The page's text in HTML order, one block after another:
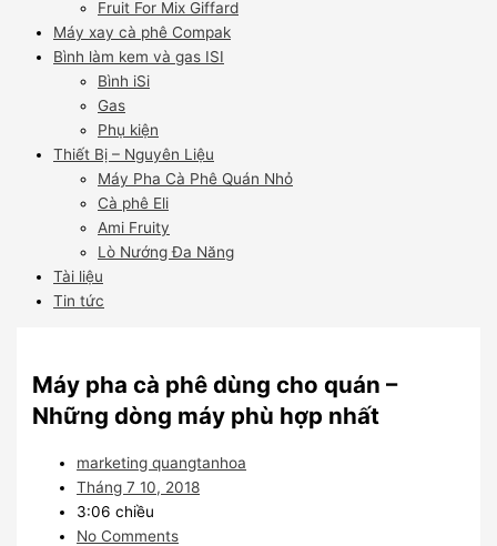
Fruit For Mix Giffard
Máy xay cà phê Compak
Bình làm kem và gas ISI
Bình iSi
Gas
Phụ kiện
Thiết Bị – Nguyên Liệu
Máy Pha Cà Phê Quán Nhỏ
Cà phê Eli
Ami Fruity
Lò Nướng Đa Năng
Tài liệu
Tin tức
Máy pha cà phê dùng cho quán –
Những dòng máy phù hợp nhất
marketing quangtanhoa
Tháng 7 10, 2018
3:06 chiều
No Comments